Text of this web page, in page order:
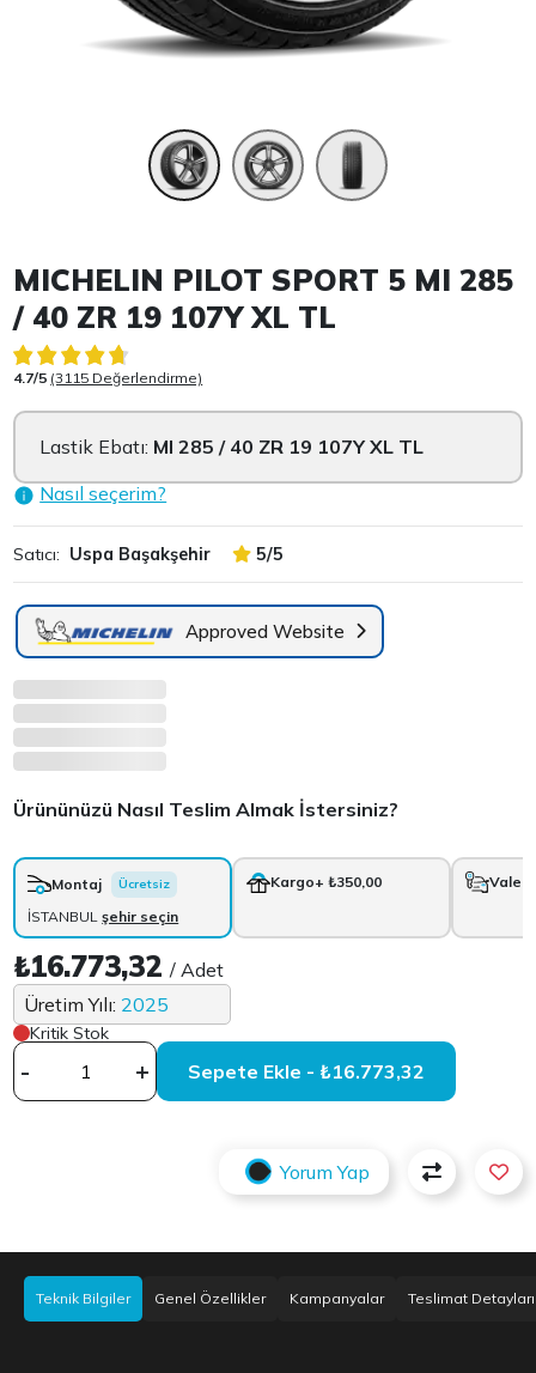
Item 1 of 3
MICHELIN PILOT SPORT 5 MI 285
/ 40 ZR 19 107Y XL TL
4.7/5 (3115 Değerlendirme)
Lastik Ebatı: MI 285 / 40 ZR 19 107Y XL TL
Nasıl seçerim?
Satıcı: Uspa Başakşehir 5/5
Approved Website
Ürününüzü Nasıl Teslim Almak İstersiniz?
Montaj Ücretsiz
İSTANBULşehir seçin
Kargo+ ₺350,00 Vale
₺16.773,32/ Adet
Üretim Yılı: 2025
Kritik Stok
- + Sepete Ekle - ₺16.773,32
Yorum Yap
Teknik Bilgiler Genel Özellikler Kampanyalar Teslimat Detayları